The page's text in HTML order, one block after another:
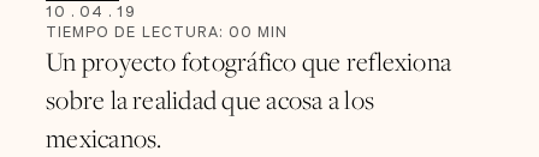
10 . 04 . 19
TIEMPO DE LECTURA: 00 MIN
Un proyecto fotográfico que reflexiona
sobre la realidad que acosa a los
mexicanos.